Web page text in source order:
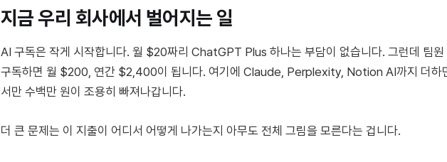
지금 우리 회사에서 벌어지는 일
AI 구독은 작게 시작합니다. 월 $20짜리 ChatGPT Plus 하나는 부담이 없습니다. 그런데 팀원
구독하면 월 $200, 연간 $2,400이 됩니다. 여기에 Claude, Perplexity, Notion AI까지 더하
서만 수백만 원이 조용히 빠져나갑니다.
더 큰 문제는 이 지출이 어디서 어떻게 나가는지 아무도 전체 그림을 모른다는 겁니다.